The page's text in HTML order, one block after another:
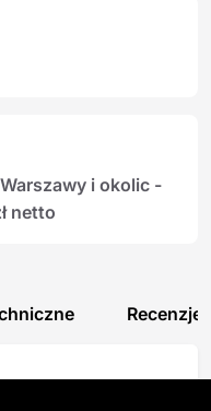
i okolic -
netto
Recenzje